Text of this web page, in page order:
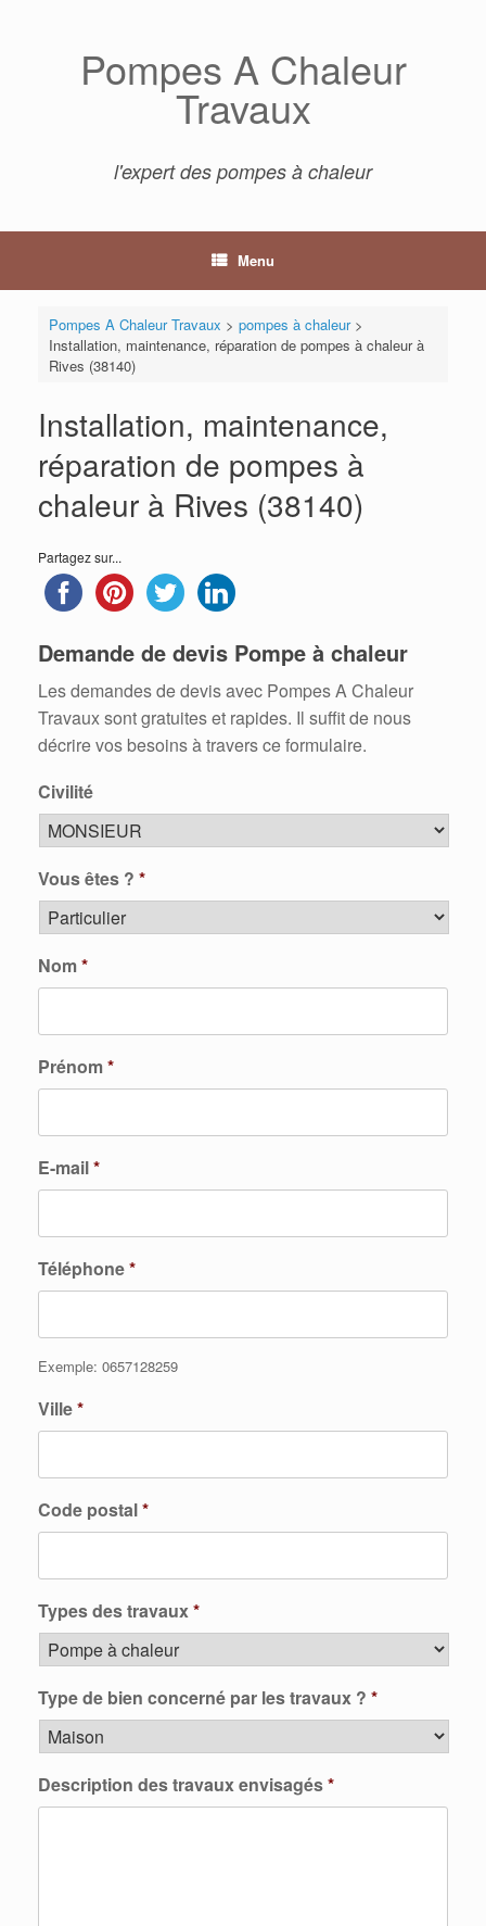
Pompes A Chaleur
Travaux
l'expert des pompes à chaleur
Menu
Pompes A Chaleur Travaux > pompes à chaleur>
Installation, maintenance, réparation de pompes à chaleur à
Rives (38140)
Installation, maintenance,
réparation de pompes à
chaleur à Rives (38140)
Partagez sur...
Demande de devis Pompe à chaleur
Les demandes de devis avec Pompes A Chaleur
Travaux sont gratuites et rapides. Il suffit de nous
décrire vos besoins à travers ce formulaire.
Civilité
Vous êtes ? *
Nom*
Prénom*
E-mail*
Téléphone*
Exemple: 0657128259
Ville*
Code postal*
Types des travaux*
Type de bien concerné par les travaux ? *
Description des travaux envisagés*